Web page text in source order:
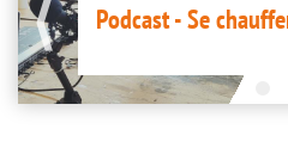
Podcast - Se